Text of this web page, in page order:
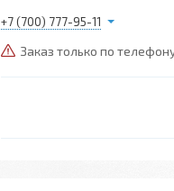
+7 (700) 777-95-11
Заказ только по